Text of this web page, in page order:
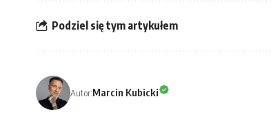
Podziel się tym artykułem
Autor:Marcin Kubicki